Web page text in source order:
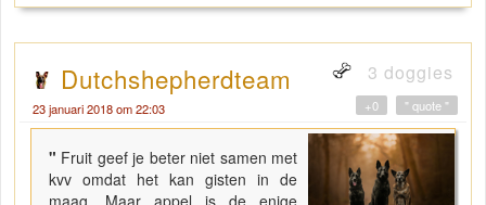
Dutchshepherdteam 3 doggies
23 januari 2018 om 22:03 " quote "
+0
" Fruit geef je beter niet samen met
kvv omdat het kan gisten in de
maag. Maar appel is de enige